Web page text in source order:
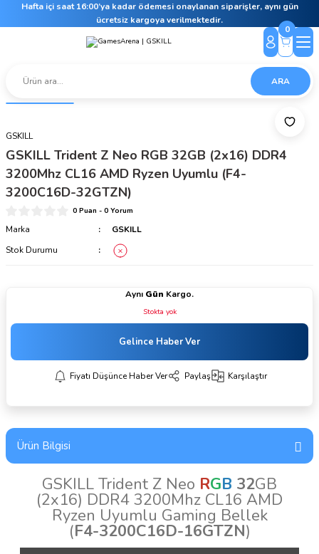
Hafta içi saat 16:00’ya kadar ödemesi onaylanan siparişler, aynı gün
ücretsiz kargoya verilmektedir.
ARA
0
GSKILL
GSKILL Trident Z Neo RGB 32GB (2x16) DDR4
3200Mhz CL16 AMD Ryzen Uyumlu (F4-
3200C16D-32GTZN)
0 Puan - 0 Yorum
Marka
GSKILL
Stok Durumu
Aynı Gün Kargo.
Stokta yok
Gelince Haber Ver
Fiyatı Düşünce Haber Ver Paylaş Karşılaştır
Ürün Bilgisi
GSKILL Trident Z Neo RGB 32GB
(2x16) DDR4 3200Mhz CL16 AMD
Ryzen Uyumlu Gaming Bellek
(F4-3200C16D-16GTZN)